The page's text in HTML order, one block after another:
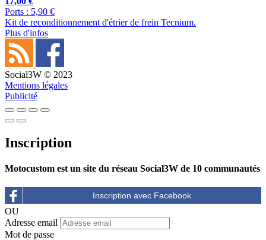
Ports : 5,90 €
Kit de reconditionnement d'étrier de frein Tecnium.
Plus d'infos
Social3W © 2023
Mentions légales
Publicité
Inscription
Motocustom est un site du réseau Social3W de 10 communautés
OU
Adresse email
Mot de passe